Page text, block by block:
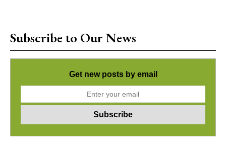
Subscribe to Our News
Get new posts by email